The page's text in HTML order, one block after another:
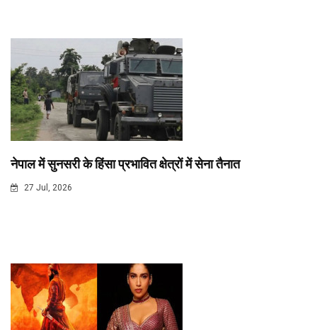
नेपाल में सुनसरी के हिंसा प्रभावित क्षेत्रों में सेना तैनात
27 Jul, 2026